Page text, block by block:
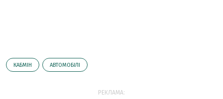
КАБМІН АВТОМОБІЛІ
РЕКЛАМА: